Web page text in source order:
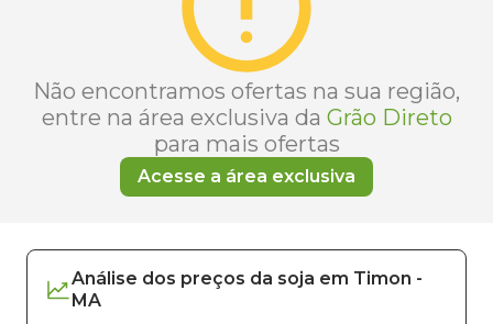
Não encontramos ofertas na sua região,
entre na área exclusiva da Grão Direto
para mais ofertas
Acesse a área exclusiva
Análise dos preços da soja em Timon -
MA